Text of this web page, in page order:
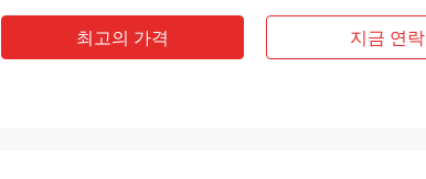
최고의 가격 지금 연락